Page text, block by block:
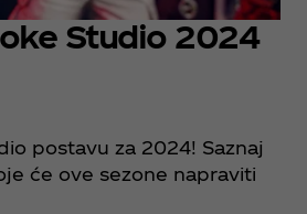
Studio 2024
postavu za 2024! Saznaj
će ove sezone napraviti